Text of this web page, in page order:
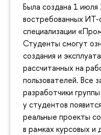
Была создана 1
востребованных ИТ-
специализации
Студенты смогут
создания и
рассчитанных на
пользователей. Все
разработчики
у студентов
реальные проекты
в рамках курсовых и